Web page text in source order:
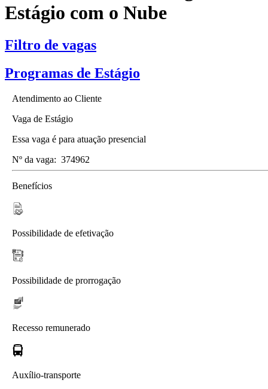
Estágio com o Nube
Filtro de vagas
Programas de Estágio
Atendimento ao Cliente
Vaga de Estágio
Essa vaga é para atuação presencial
Nº da vaga: 374962
Benefícios
Possibilidade de efetivação
Possibilidade de prorrogação
Recesso remunerado
Auxílio-transporte